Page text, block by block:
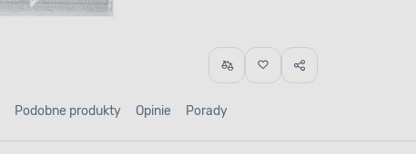
Podobne produkty Opinie Porady